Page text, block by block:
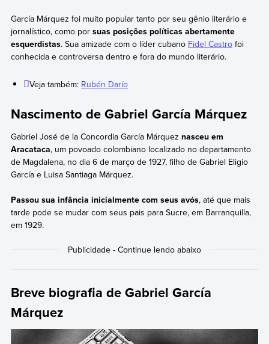
García Márquez foi muito popular tanto por seu gênio literário e
jornalístico, como por suas posições políticas abertamente
esquerdistas. Sua amizade com o líder cubano Fidel Castrofoi
conhecida e controversa dentro e fora do mundo literário.
Veja também: Rubén Darío
Nascimento de Gabriel García Márquez
Gabriel José de la Concordia García Márquez nasceu em
Aracataca, um povoado colombiano localizado no departamento
de Magdalena, no dia 6 de março de 1927, filho de Gabriel Eligio
García e Luisa Santiaga Márquez.
Passou sua infância inicialmente com seus avós, até que mais
tarde pode se mudar com seus pais para Sucre, em Barranquilla,
em 1929.
Breve biografia de Gabriel García
Márquez